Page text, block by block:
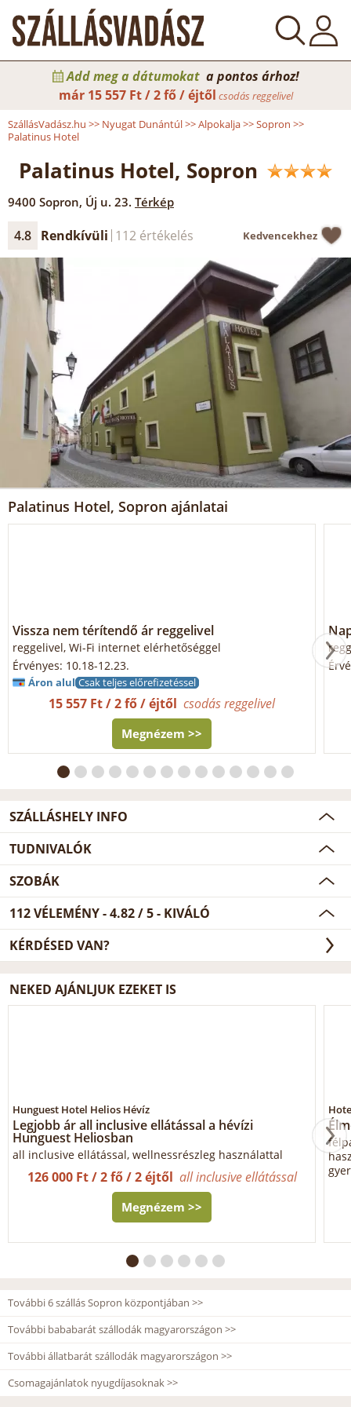
Add meg a dátumokat a pontos árhoz!
már 15 557 Ft / 2 fő / éjtől csodás reggelivel
SzállásVadász.hu >> Nyugat Dunántúl>>Alpokalja>>Sopron >>
Palatinus Hotel
Palatinus Hotel, Sopron
9400 Sopron, Új u. 23. Térkép
4.8 Rendkívüli 112 értékelés Kedvencekhez
Palatinus Hotel, Sopron ajánlatai
Vissza nem térítendő ár reggelivel
reggelivel, Wi-Fi internet elérhetőséggel
Érvényes: 10.18-12.23.
Áron alul Csak teljes előrefizetéssel
15 557 Ft / 2 fő / éjtőlcsodás reggelivel
Megnézem >>
SZÁLLÁSHELY INFO
TUDNIVALÓK
SZOBÁK
112VÉLEMÉNY -4.82/5- KIVÁLÓ
KÉRDÉSED VAN?
NEKED AJÁNLJUK EZEKET IS
Hunguest Hotel Helios Hévíz
Legjobb ár all inclusive ellátással a hévízi
Hunguest Heliosban
all inclusive ellátással, wellnessrészleg használattal
126 000 Ft / 2 fő / 2 éjtől all inclusive ellátással
Megnézem >>
További 6 szállás Sopron központjában >>
További bababarát szállodák magyarországon >>
További állatbarát szállodák magyarországon >>
Csomagajánlatok nyugdíjasoknak >>